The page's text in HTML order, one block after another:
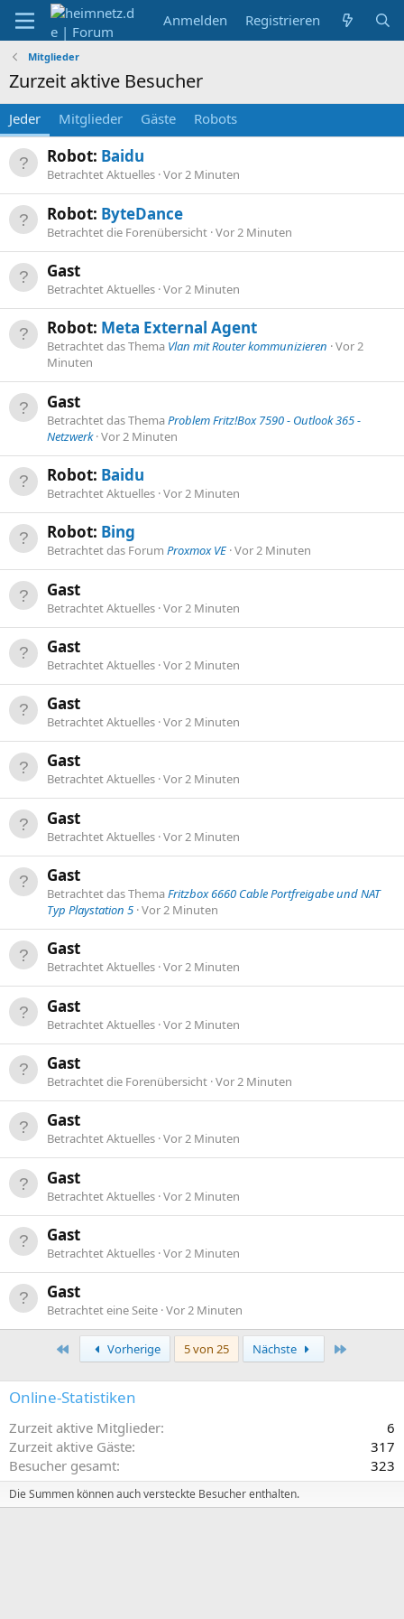
Anmelden Registrieren
Mitglieder
Zurzeit aktive Besucher
Jeder Mitglieder Gäste Robots
Robot: Baidu
Betrachtet Aktuelles Vor 2 Minuten
Robot: ByteDance
Betrachtet die Forenübersicht Vor 2 Minuten
Gast
Betrachtet Aktuelles Vor 2 Minuten
Robot: Meta External Agent
Betrachtet das Thema Vlan mit Router kommunizieren Vor 2
Minuten
Gast
Betrachtet das ThemaProblem Fritz!Box 7590 - Outlook 365 -
Netzwerk Vor 2 Minuten
Robot: Baidu
Betrachtet Aktuelles Vor 2 Minuten
Robot: Bing
Betrachtet das Forum Proxmox VE Vor 2 Minuten
Gast
Betrachtet Aktuelles Vor 2 Minuten
Gast
Betrachtet Aktuelles Vor 2 Minuten
Gast
Betrachtet Aktuelles Vor 2 Minuten
Gast
Betrachtet Aktuelles Vor 2 Minuten
Gast
Betrachtet Aktuelles Vor 2 Minuten
Gast
Betrachtet das ThemaFritzbox 6660 Cable Portfreigabe und NAT
Typ Playstation 5 Vor 2 Minuten
Gast
Betrachtet Aktuelles Vor 2 Minuten
Gast
Betrachtet Aktuelles Vor 2 Minuten
Gast
Betrachtet die Forenübersicht Vor 2 Minuten
Gast
Betrachtet Aktuelles Vor 2 Minuten
Gast
Betrachtet Aktuelles Vor 2 Minuten
Gast
Betrachtet Aktuelles Vor 2 Minuten
Gast
Betrachtet eine Seite Vor 2 Minuten
Erste Vorherige 5 von 25 Nächste
Online-Statistiken
Zurzeit aktive Mitglieder
6
Zurzeit aktive Gäste
317
Besucher gesamt
323
Die Summen können auch versteckte Besucher enthalten.